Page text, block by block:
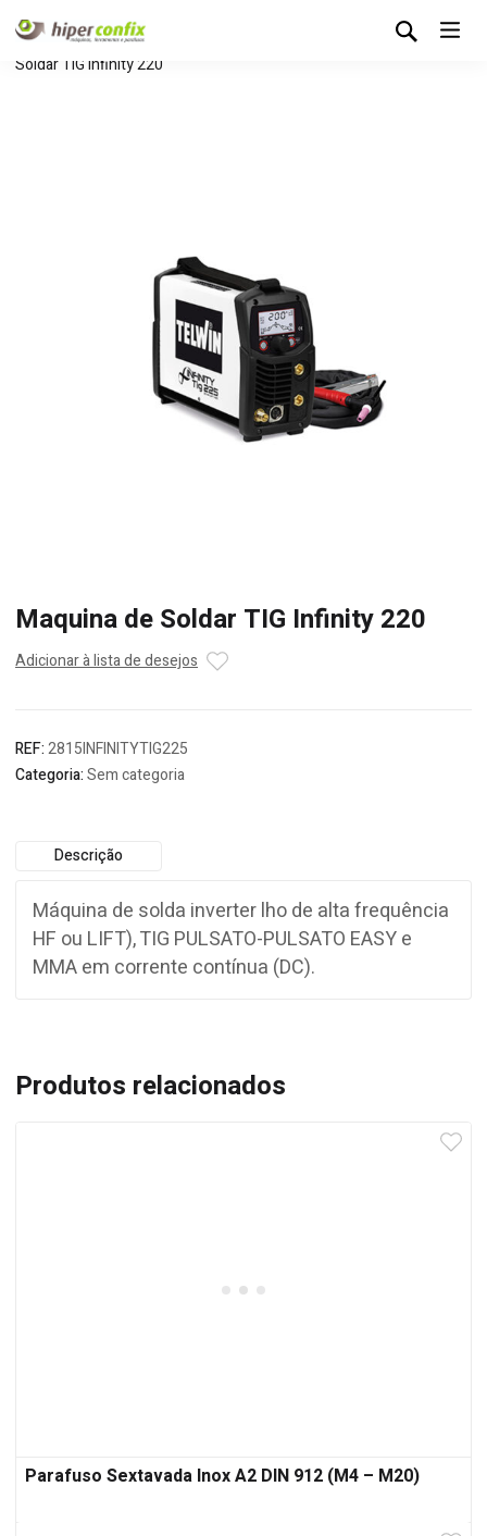
Início Loja Hipertintas
Maquina de
Soldar TIG Infinity 220
Maquina de Soldar TIG Infinity 220
Adicionar à lista de desejos
REF:2815INFINITYTIG225
Categoria:Sem categoria
Descrição
Máquina de solda inverter lho de alta frequência
HF ou LIFT), TIG PULSATO-PULSATO EASY e
MMA em corrente contínua (DC).
Produtos relacionados
Parafuso Sextavada Inox A2 DIN 912 (M4 – M20)